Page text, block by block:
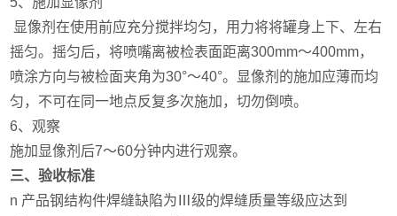
显像剂在使用前应充分搅拌均匀，用力将将罐身上下、左右
摇匀。摇匀后，将喷嘴离被检表面距离300mm～400mm，
喷涂方向与被检面夹角为30°～40°。显像剂的施加应薄而均
匀，不可在同一地点反复多次施加，切勿倒喷。
6、观察
施加显像剂后7～60分钟内进行观察。
三、验收标准
n 产品钢结构件焊缝缺陷为Ⅲ级的焊缝质量等级应达到